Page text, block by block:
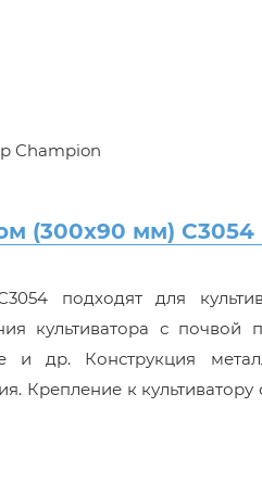
Champion
(300х90 мм) C3054
подходят для
культиватора с
др. Конструкция
Крепление к